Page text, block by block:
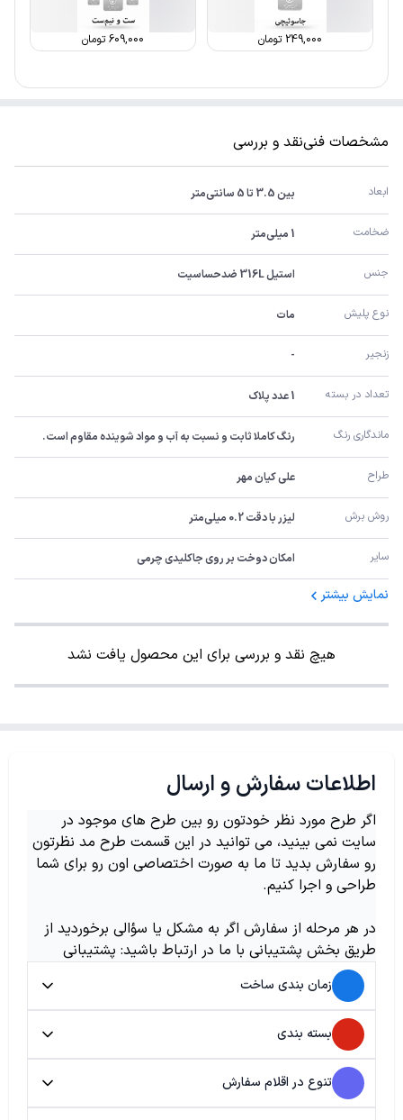
249,000 تومان 609,000تومان
مشخصات فنینقد و بررسی
ابعاد بین 3.5 تا 5 سانتی‌متر
ضخامت 1 میلی‌متر
جنس استیل 316L ضدحساسیت
نوع پلیش مات
زنجیر -
تعداد در بسته 1 عدد پلاک
ماندگاری رنگ رنگ کاملا ثابت و نسبت به آب و مواد شوینده مقاوم است.
طراح علی کیان مهر
روش برش لیزر با دقت 0.2 میلی‌متر
سایر امکان دوخت بر روی جاکلیدی چرمی
نمایش بیشتر
هیچ نقد و بررسی برای این محصول یافت نشد
اطلاعات سفارش و ارسال
اگر طرح مورد نظر خودتون رو بین طرح های موجود در
سایت نمی بینید، می توانید در این قسمت طرح مد نظرتون
رو سفارش بدید تا ما به صورت اختصاصی اون رو برای شما
طراحی و اجرا کنیم.
در هر مرحله از سفارش اگر به مشکل یا سؤالی برخوردید از
طریق بخش پشتیبانی با ما در ارتباط باشید: پشتیبانی
زمان بندی ساخت
بسته بندی
تنوع در اقلام سفارش